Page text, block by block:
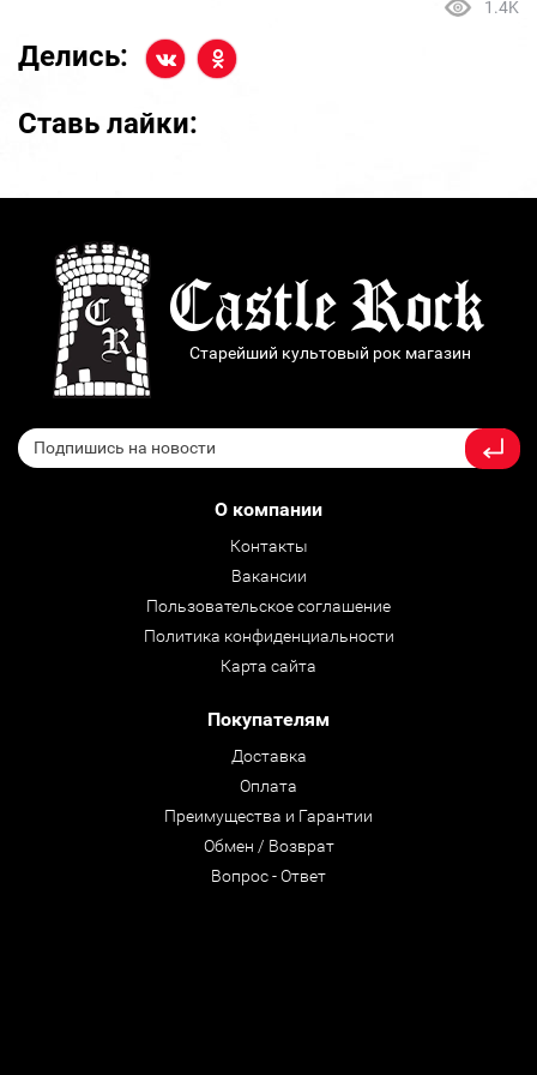
1.4K
Делись:
Ставь лайки:
Старейший культовый рок магазин
О компании
Контакты
Вакансии
Пользовательское соглашение
Политика конфиденциальности
Карта сайта
Покупателям
Доставка
Оплата
Преимущества и Гарантии
Обмен / Возврат
Вопрос - Ответ